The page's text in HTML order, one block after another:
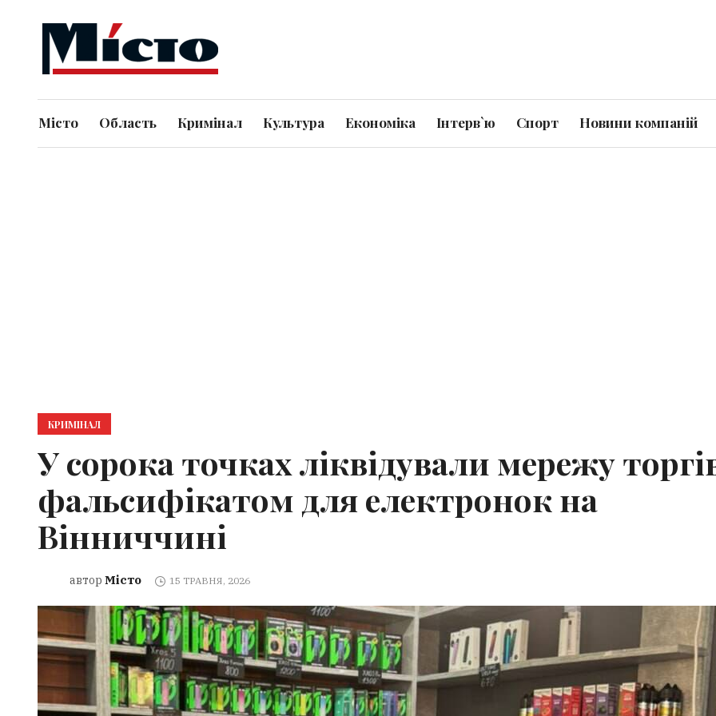
Місто Область Кримінал Культура Економіка Інтерв`ю Спорт Новини компаній
КРИМІНАЛ
У сорока точках ліквідували мережу
фальсифікатом для електронок на
Вінниччині
автор Місто 15 ТРАВНЯ, 2026